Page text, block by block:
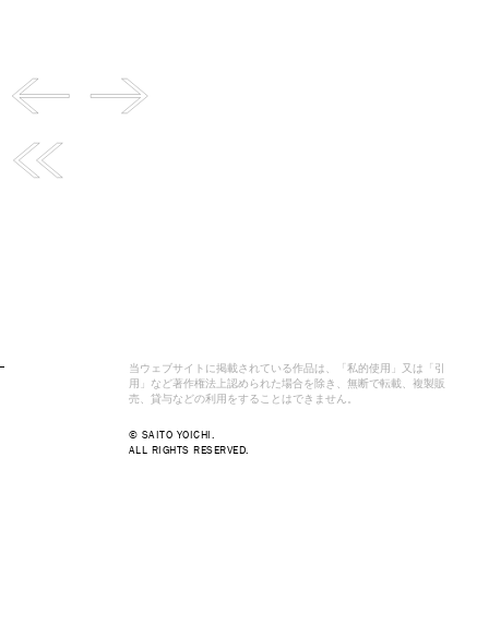
当ウェブサイトに掲載されている作品は、「私的使用」又は「引
用」など著作権法上認められた場合を除き、無断で転載、複製販
売、貸与などの利用をすることはできません。
© SAITO YOICHI.
ALL RIGHTS RESERVED.